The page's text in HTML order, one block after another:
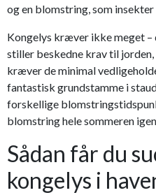
og en blomstring, som
Kongelys kræver ikke meget –
stiller beskedne krav til
kræver de minimal
fantastisk grundstamme i
forskellige
blomstring hele sommeren
Sådan får du
kongelys i